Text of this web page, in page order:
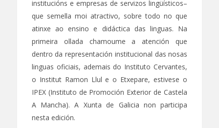
institucións e empresas de servizos lingüísticos–
que semella moi atractivo, sobre todo no que
atinxe ao ensino e didáctica das linguas. Na
primeira ollada chamoume a atención que
dentro da representación institucional das nosas
linguas oficiais, ademais do Instituto Cervantes,
o Institut Ramon Llul e o Etxepare, estivese o
IPEX (Instituto de Promoción Exterior de Castela
A Mancha). A Xunta de Galicia non participa
nesta edición.